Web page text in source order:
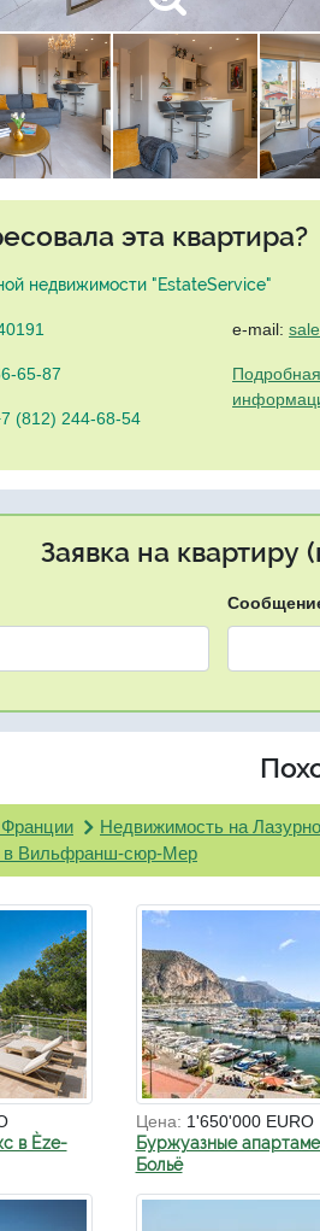
эта квартира?
недвижимости "EstateService"
65-87
(812) 244-68-54
e-mail:
Заявка на квартиру
Недвижимость на
в Вильфранш-сюр-Мер
в Èze-
Цена: 1'650'000 EURO
Буржуазные
Больё